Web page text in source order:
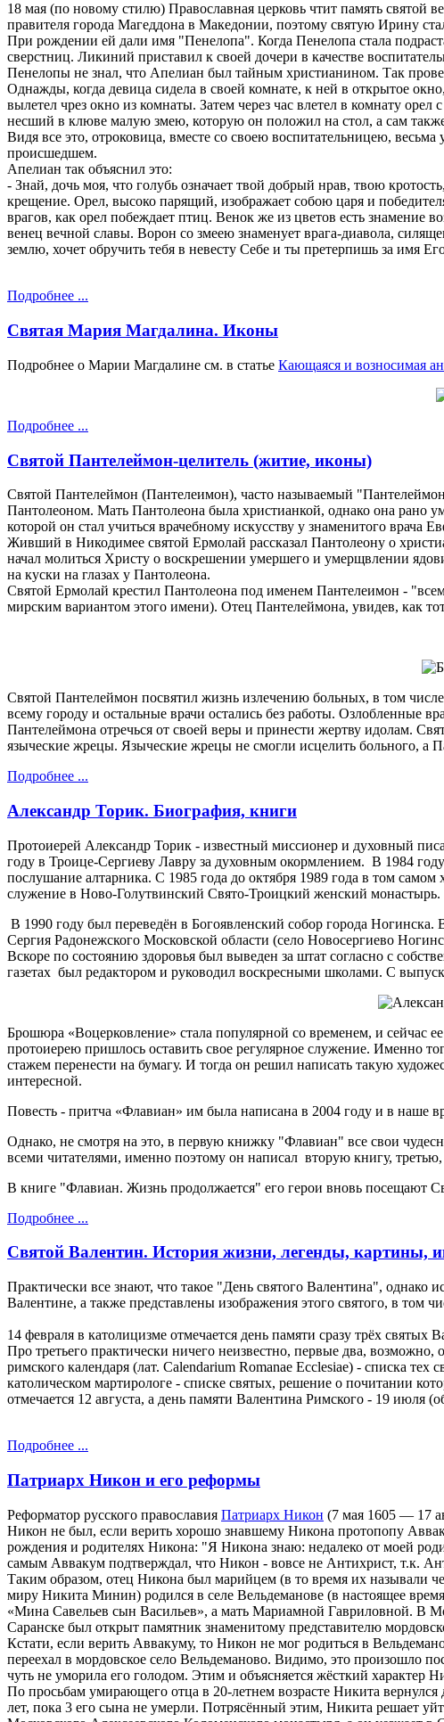
18 мая (по новому стилю) Православная церковь чтит память
правителя города Магеддона в Македонии, поэтому святую Ирину
При рождении ей дали имя "Пенелопа". Когда Пенелопа стала
сверстниц. Ликиний приставил к своей дочери в качестве
Пенелопы не знал, что Апелиан был тайным христианином. Так
Однажды, когда девица сидела в своей комнате, к ней в открытое
вылетел чрез окно из комнаты. Затем через час влетел в комнату
несший в клюве малую змею, которую он положил на стол, а сам
Видя все это, отроковица, вместе со своею воспитательницею,
происшедшем.
Апелиан так объяснил это:
- Знай, дочь моя, что голубь означает твой добрый нрав, твою
крещение. Орел, высоко парящий, изображает собою царя и
врагов, как орел побеждает птиц. Венок же из цветов есть знамение
венец вечной славы. Ворон со змеею знаменует врага-диавола,
землю, хочет обручить тебя в невесту Себе и ты претерпишь за имя
Подробнее ...
Святая Мария Магдалина. Иконы
Подробнее о Марии Магдалине см. в статье Кающаяся и возносимая
Подробнее ...
Святой Пантелеймон-целитель (житие, иконы)
Святой Пантелеймон (Пантелеимон), часто называемый
Пантолеоном. Мать Пантолеона была христианкой, однако она рано
которой он стал учиться врачебному искусству у знаменитого врача
Живший в Никодимее святой Ермолай рассказал Пантолеону о
начал молиться Христу о воскрешении умершего и умерщвлении
на куски на глазах у Пантолеона.
Святой Ермолай крестил Пантолеона под именем Пантелеимон -
мирским вариантом этого имени). Отец Пантелеймона, увидев, как
Святой Пантелеймон посвятил жизнь излечению больных, в том
всему городу и остальные врачи остались без работы. Озлобленные
Пантелеймона отречься от своей веры и принести жертву идолам.
языческие жрецы. Языческие жрецы не смогли исцелить больного, а
Подробнее ...
Александр Торик. Биография, книги
Протоиерей Александр Торик - известный миссионер и духовный
году в Троице-Сергиеву Лавру за духовным окормлением. В 1984
послушание алтарника. С 1985 года до октября 1989 года в том
служение в Ново-Голутвинский Свято-Троицкий женский монастырь.
В 1990 году был переведён в Богоявленский собор города
Сергия Радонежского Московской области (село Новосергиево
Вскоре по состоянию здоровья был выведен за штат согласно с
газетах был редактором и руководил воскресными школами. С
Брошюра «Воцерковление» стала популярной со временем, и сейчас
протоиерею пришлось оставить свое регулярное служение. Именно
стажем перенести на бумагу. И тогда он решил написать такую
интересной.
Повесть - притча «Флавиан» им была написана в 2004 году и в наше
Однако, не смотря на это, в первую книжку "Флавиан" все свои
всеми читателями, именно поэтому он написал вторую книгу, третью,
В книге "Флавиан. Жизнь продолжается" его герои вновь посещают
Подробнее ...
Святой Валентин. История жизни, легенды, картины,
Практически все знают, что такое "День святого Валентина", однако
Валентине, а также представлены изображения этого святого, в том
14 февраля в католицизме отмечается день памяти сразу трёх
Про третьего практически ничего неизвестно, первые два,
римского календаря (лат. Calendarium Romanae Ecclesiae) - списка
католическом мартирологе - списке святых, решение о почитании
отмечается 12 августа, а день памяти Валентина Римского - 19 июля
Подробнее ...
Патриарх Никон и его реформы
Реформатор русского православия Патриарх Никон (7 мая 1605 — 17
Никон не был, если верить хорошо знавшему Никона протопопу
рождения и родителях Никона: "Я Никона знаю: недалеко от моей
самым Аввакум подтверждал, что Никон - вовсе не Антихрист, т.к.
Таким образом, отец Никона был марийцем (в то время их называли
миру Никита Минин) родился в селе Вельдеманове (в настоящее
«Мина Савельев сын Васильев», а мать Мариамной Гавриловной. В
Саранске был открыт памятник знаменитому представителю
Кстати, если верить Аввакуму, то Никон не мог родиться в
переехал в мордовское село Вельдеманово. Видимо, это произошло
чуть не уморила его голодом. Этим и объясняется жёсткий
По просьбам умирающего отца в 20-летнем возрасте Никита
лет, пока 3 его сына не умерли. Потрясённый этим, Никита решает